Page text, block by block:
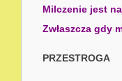
Milczenie jest
Zwłaszcza gdy
PRZESTROGA